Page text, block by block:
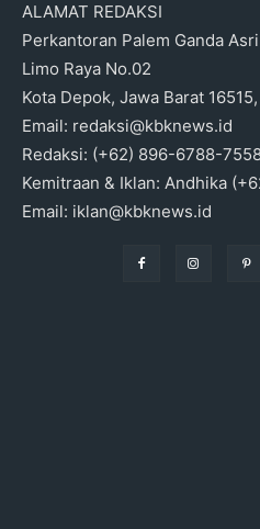
ALAMAT REDAKSI
Perkantoran Palem Ganda Asri
Limo Raya No.02
Kota Depok, Jawa Barat
Email: redaksi@kbknews.id
Redaksi: (+62) 896-6788-
Kemitraan & Iklan: Andhika
Email: iklan@kbknews.id